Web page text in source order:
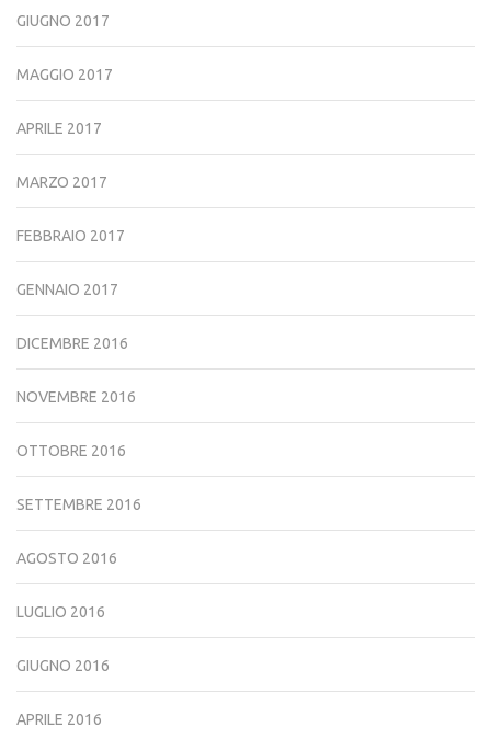
GIUGNO 2017
MAGGIO 2017
APRILE 2017
MARZO 2017
FEBBRAIO 2017
GENNAIO 2017
DICEMBRE 2016
NOVEMBRE 2016
OTTOBRE 2016
SETTEMBRE 2016
AGOSTO 2016
LUGLIO 2016
GIUGNO 2016
APRILE 2016